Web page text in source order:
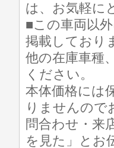
は、お気軽に
■この車両以
掲載しており
他の在庫車種
ください。
本体価格には
りませんので
問合わせ・来
を見た」とお